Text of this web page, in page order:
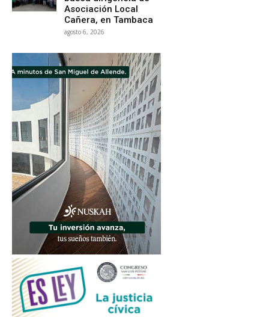
Asociación Local
Cañera, en Tambaca
agosto 6, 2026